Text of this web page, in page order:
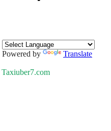
Powered by Translate
Taxiuber7.com